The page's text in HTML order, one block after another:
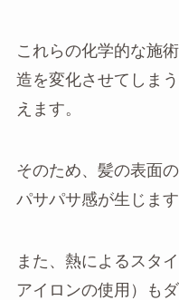
これらの化学的な施
造を変化させてしま
えます。
そのため、髪の表面
パサパサ感が生じます
また、熱によるスタ
アイロンの使用）も